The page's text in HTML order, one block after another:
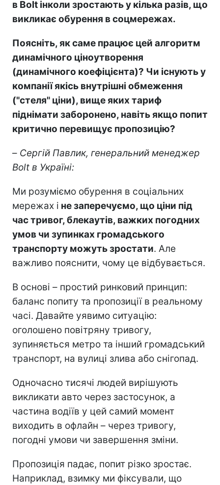
в Bolt інколи зростають у кілька разів, що
викликає обурення в соцмережах.
Поясніть, як саме працює цей алгоритм
динамічного ціноутворення
(динамічного коефіцієнта)? Чи існують у
компанії якісь внутрішні обмеження
("стеля" ціни), вище яких тариф
піднімати заборонено, навіть якщо попит
критично перевищує пропозицію?
– Сергій Павлик, генеральний менеджер
Bolt в Україні:
Ми розуміємо обурення в соціальних
мережах і не заперечуємо, що ціни під
час тривог, блекаутів, важких погодних
умов чи зупинках громадського
транспорту можуть зростати. Але
важливо пояснити, чому це відбувається.
В основі – простий ринковий принцип:
баланс попиту та пропозиції в реальному
часі. Давайте уявимо ситуацію:
оголошено повітряну тривогу,
зупиняється метро та інший громадський
транспорт, на вулиці злива або снігопад.
Одночасно тисячі людей вирішують
викликати авто через застосунок, а
частина водіїв у цей самий момент
виходить в офлайн – через тривогу,
погодні умови чи завершення зміни.
Пропозиція падає, попит різко зростає.
Наприклад, взимку ми фіксували, що